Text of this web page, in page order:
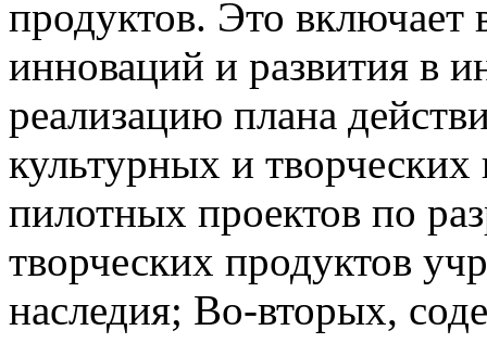
продуктов. Это включает
инноваций и развития в
реализацию плана
культурных и
пилотных проектов по
творческих продуктов
наследия; Во-вторых,